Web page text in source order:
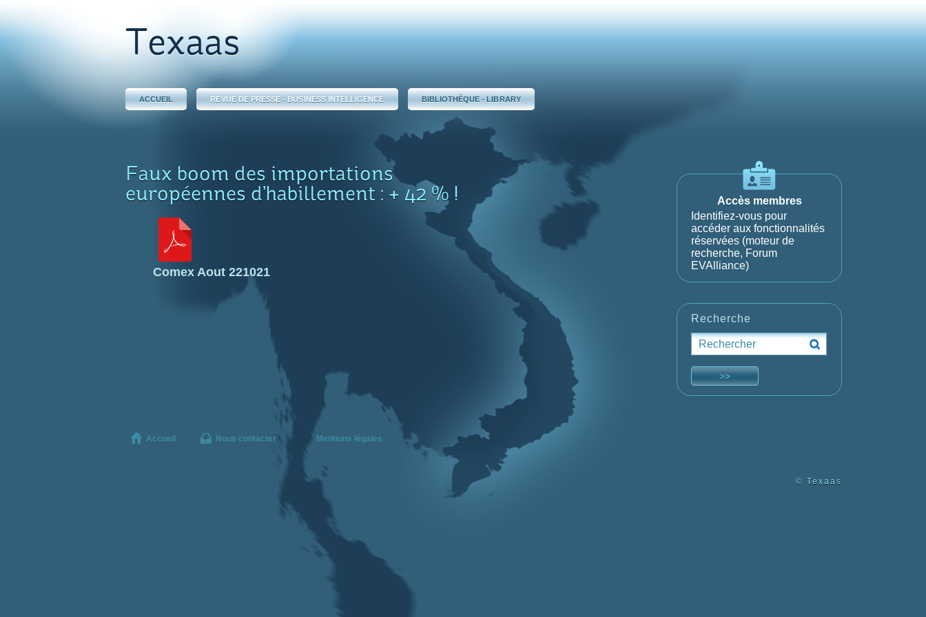
Texaas
ACCUEIL REVUE DE PRESSE - BUSINESS INTELLIGENCE BIBLIOTHÈQUE - LIBRARY
Faux boom des importations
européennes d’habillement : + 42 % !
Comex Aout 221021
Accès membres
Identifiez-vous pour
accéder aux fonctionnalités
réservées (moteur de
recherche, Forum
EVAlliance)
Recherche
Accueil Nous contacter Mentions légales
© Texaas